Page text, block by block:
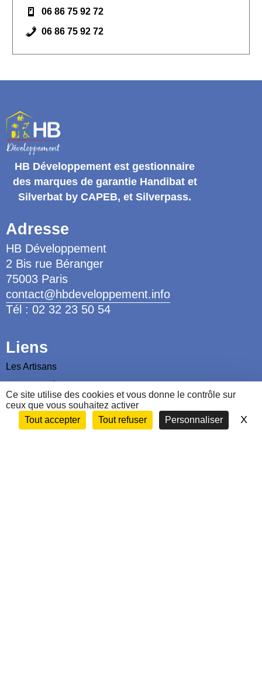
Ce site utilise des cookies et vous donne le contrôle sur
ceux que vous souhaitez activer
Tout accepter
Tout refuser Personnaliser X
06 86 75 92 72
06 86 75 92 72
HB Développement est gestionnaire
des marques de garantie Handibat et
Silverbat by CAPEB, et Silverpass.
Adresse
HB Développement
2 Bis rue Béranger
75003 Paris
contact@hbdeveloppement.info
Tél : 02 32 23 50 54
Liens
Les Artisans
Nous contacter